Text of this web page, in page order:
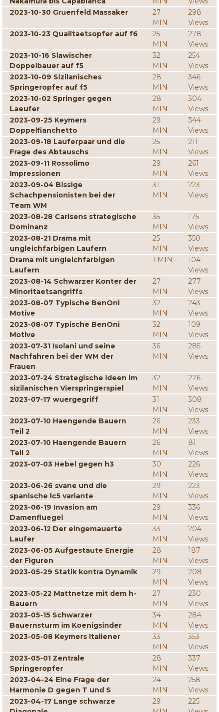
2023-10-30 Gruenfeld Massaker
27
MIN
298
Views
2023-10-23 Qualitaetsopfer auf f6
25
MIN
278
Views
2023-10-16 Slawischer
Doppelbauer auf f5
32
MIN
254
Views
2023-10-09 Sizilanisches
Springeropfer auf f5
28
MIN
346
Views
2023-10-02 Springer gegen
Laeufer
28
MIN
304
Views
2023-09-25 Keymers
Doppelfianchetto
29
MIN
344
Views
2023-09-18 Lauferpaar und die
Frage des Abtauschs
25
MIN
211
Views
2023-09-11 Rossolimo
Impressionen
29
MIN
261
Views
2023-09-04 Bissige
Schachpensionisten bei der
Team WM
31
MIN
223
Views
2023-08-28 Carlsens strategische
Dominanz
35
MIN
175
Views
2023-08-21 Drama mit
ungleichfarbigen Laufern
25
MIN
350
Views
Drama mit ungleichfarbigen
Laufern
1 MIN
104
Views
2023-08-14 Schwarzer Konter der
Minoritaetsangriffs
27
MIN
277
Views
2023-08-07 Typische BenOni
Motive
32
MIN
243
Views
2023-08-07 Typische BenOni
Motive
32
MIN
109
Views
2023-07-31 Isolani und seine
Nachfahren bei der WM der
Frauen
36
MIN
285
Views
2023-07-24 Strategische Ideen im
sizilanischen Vierspringerspiel
32
MIN
276
Views
2023-07-17 wuergegriff
31
MIN
308
Views
2023-07-10 Haengende Bauern
Teil 2
26
MIN
233
Views
2023-07-10 Haengende Bauern
Teil 2
26
MIN
81
Views
2023-07-03 Hebel gegen h3
30
MIN
226
Views
2023-06-26 svane und die
spanische lc5 variante
29
MIN
223
Views
2023-06-19 Invasion am
Damenfluegel
29
MIN
336
Views
2023-06-12 Der eingemauerte
Laufer
33
MIN
204
Views
2023-06-05 Aufgestaute Energie
der Figuren
28
MIN
187
Views
2023-05-29 Statik kontra Dynamik
29
MIN
208
Views
2023-05-22 Mattnetze mit dem h-
Bauern
27
MIN
230
Views
2023-05-15 Schwarzer
Bauernsturm im Koenigsinder
34
MIN
284
Views
2023-05-08 Keymers Italiener
33
MIN
353
Views
2023-05-01 Zentrale
Springeropfer
28
MIN
337
Views
2023-04-24 Eine Frage der
Harmonie D gegen T und S
24
MIN
258
Views
2023-04-17 Lange schwarze
29
225